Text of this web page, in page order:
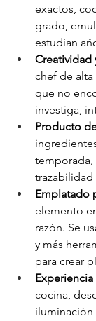
exactos,
grado,
estudian
Creatividad
chef de
que no
investiga,
Producto
temporada,
Emplatado
elemento
razón. Se
y más
para crear
cocina,
iluminación